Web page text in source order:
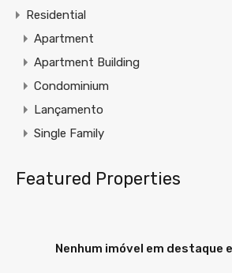
Residential
Apartment
Apartment Building
Condominium
Lançamento
Single Family
Featured Properties
Nenhum imóvel em destaque